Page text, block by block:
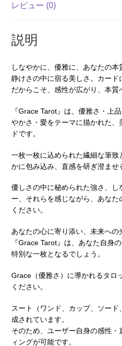
レビュー (0)
説明
しなやかに、優雅に、あなたの本
静けさの中に宿る美しさ。カード
だからこそ、感性が広がり、本質
『Grace Tarot』は、優雅さ・上
やかさ・愛をテーマに描かれた
ドです。
一枚一枚に込められた繊細な筆
かに包み込み、直感を研ぎ澄ませ
優しさの中に秘められた強さ、
ー、それらを感じながら、あな
ください。
あなたの心に寄り添い、未来への
『Grace Tarot』は、あなた自身
特別な一枚となるでしょう。
Grace（優雅さ）に導かれるタロ
ください。
スート（ワンド、カップ、ソー
成されています。
そのため、ユーザー自身の感性
ィングが可能です。